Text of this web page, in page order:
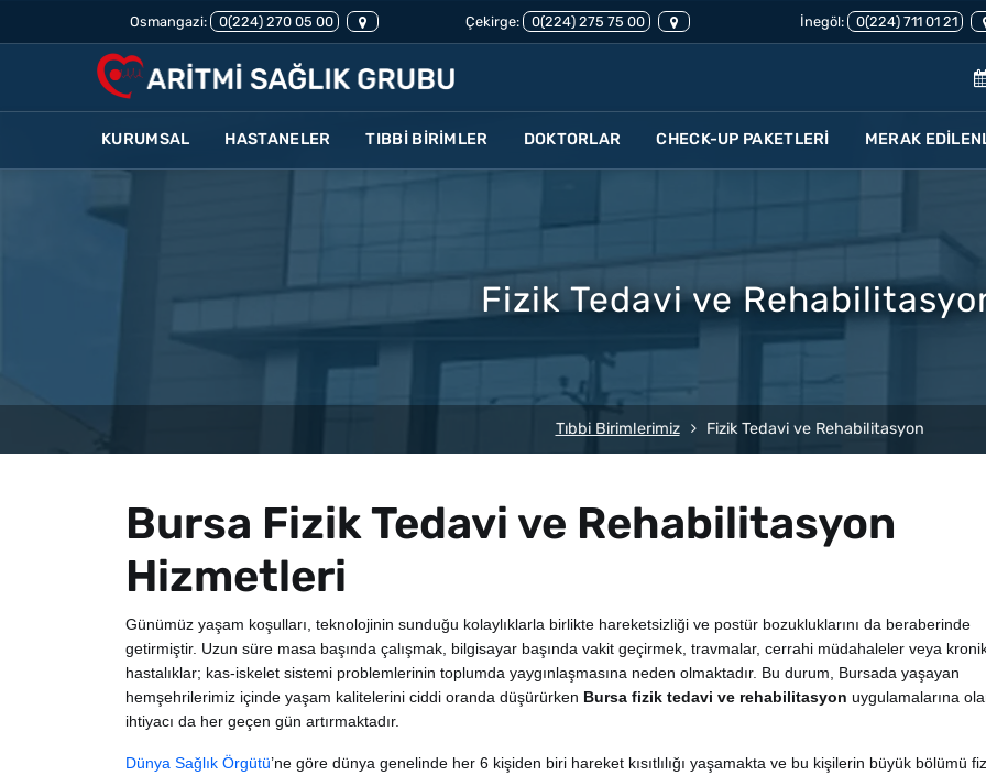
Osmangazi: 0(224) 270 05 00 Çekirge: 0(224) 275 75 00 İnegöl: 0(224) 711 01 21
KURUMSAL HASTANELER TIBBİ BİRİMLER DOKTORLAR CHECK-UP PAKETLERİ MERAK
Fizik Tedavi ve
Tıbbi Birimlerimiz Fizik Tedavi ve Rehabilitasyon
Bursa Fizik Tedavi ve Rehabilitasyon
Hizmetleri
Günümüz yaşam koşulları, teknolojinin sunduğu kolaylıklarla birlikte hareketsizliği ve postür bozukluklarını da beraberinde
getirmiştir. Uzun süre masa başında çalışmak, bilgisayar başında vakit geçirmek, travmalar, cerrahi müdahaleler veya
hastalıklar; kas-iskelet sistemi problemlerinin toplumda yaygınlaşmasına neden olmaktadır. Bu durum, Bursada yaşayan
hemşehrilerimiz içinde yaşam kalitelerini ciddi oranda düşürürken Bursa fizik tedavi ve rehabilitasyon uygulamalarına
ihtiyacı da her geçen gün artırmaktadır.
Dünya Sağlık Örgütü’ne göre dünya genelinde her 6 kişiden biri hareket kısıtlılığı yaşamakta ve bu kişilerin büyük bölümü